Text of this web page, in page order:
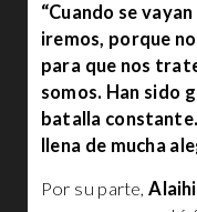
“Cuando se
iremos, porque
para que nos
somos. Han sido
batalla
llena de mucha
Por su parte,